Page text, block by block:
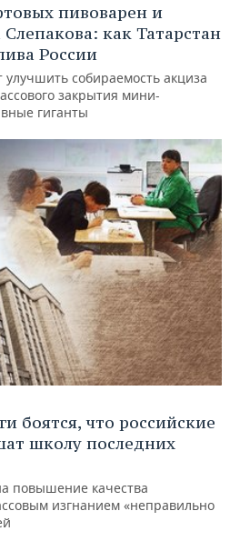
пивоварен и
как Татарстан
России
улучшить собираемость акциза
закрытия мини-
гиганты
боятся, что российские
школу последних
повышение качества
изгнанием «неправильно